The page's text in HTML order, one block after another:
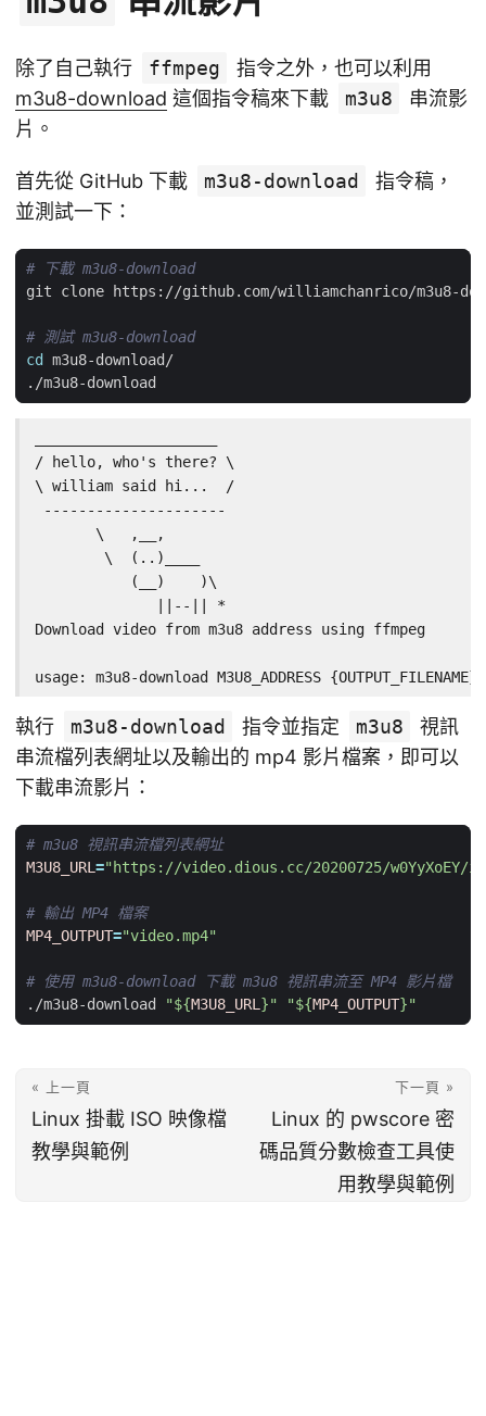
除了自己執行 ffmpeg
指令之外，也可以利用
m3u8-download 這個指令稿來下載 m3u8
串流影
片。
首先從 GitHub 下載 m3u8-download
指令稿，
並測試一下：
# 下載 m3u8-download
# 測試 m3u8-download
cd
/ hello, who's there? \
\ william said hi...  /
---------------------
       \   ,__,
        \  (..)____
           (__)    )\
              ||--|| *
Download video from m3u8 address using ffmpeg
usage: m3u8-download M3U8_ADDRESS {OUTPUT_FILENAME}
執行 m3u8-download 指令並指定 m3u8
視訊
串流檔列表網址以及輸出的 mp4 影片檔案，即可以
下載串流影片：
# m3u8 視訊串流檔列表網址
M3U8_URL="https://video.dious.cc/20200725/w0YyXoEY/
# 輸出 MP4 檔案
MP4_OUTPUT="video.mp4"
# 使用 m3u8-download 下載 m3u8 視訊串流至 MP4 影片檔
./m3u8-download
"${M3U8_URL}" "${MP4_OUTPUT}"
« 上一頁
Linux 掛載 ISO 映像檔
教學與範例
下一頁 »
Linux 的 pwscore 密
碼品質分數檢查工具使
用教學與範例